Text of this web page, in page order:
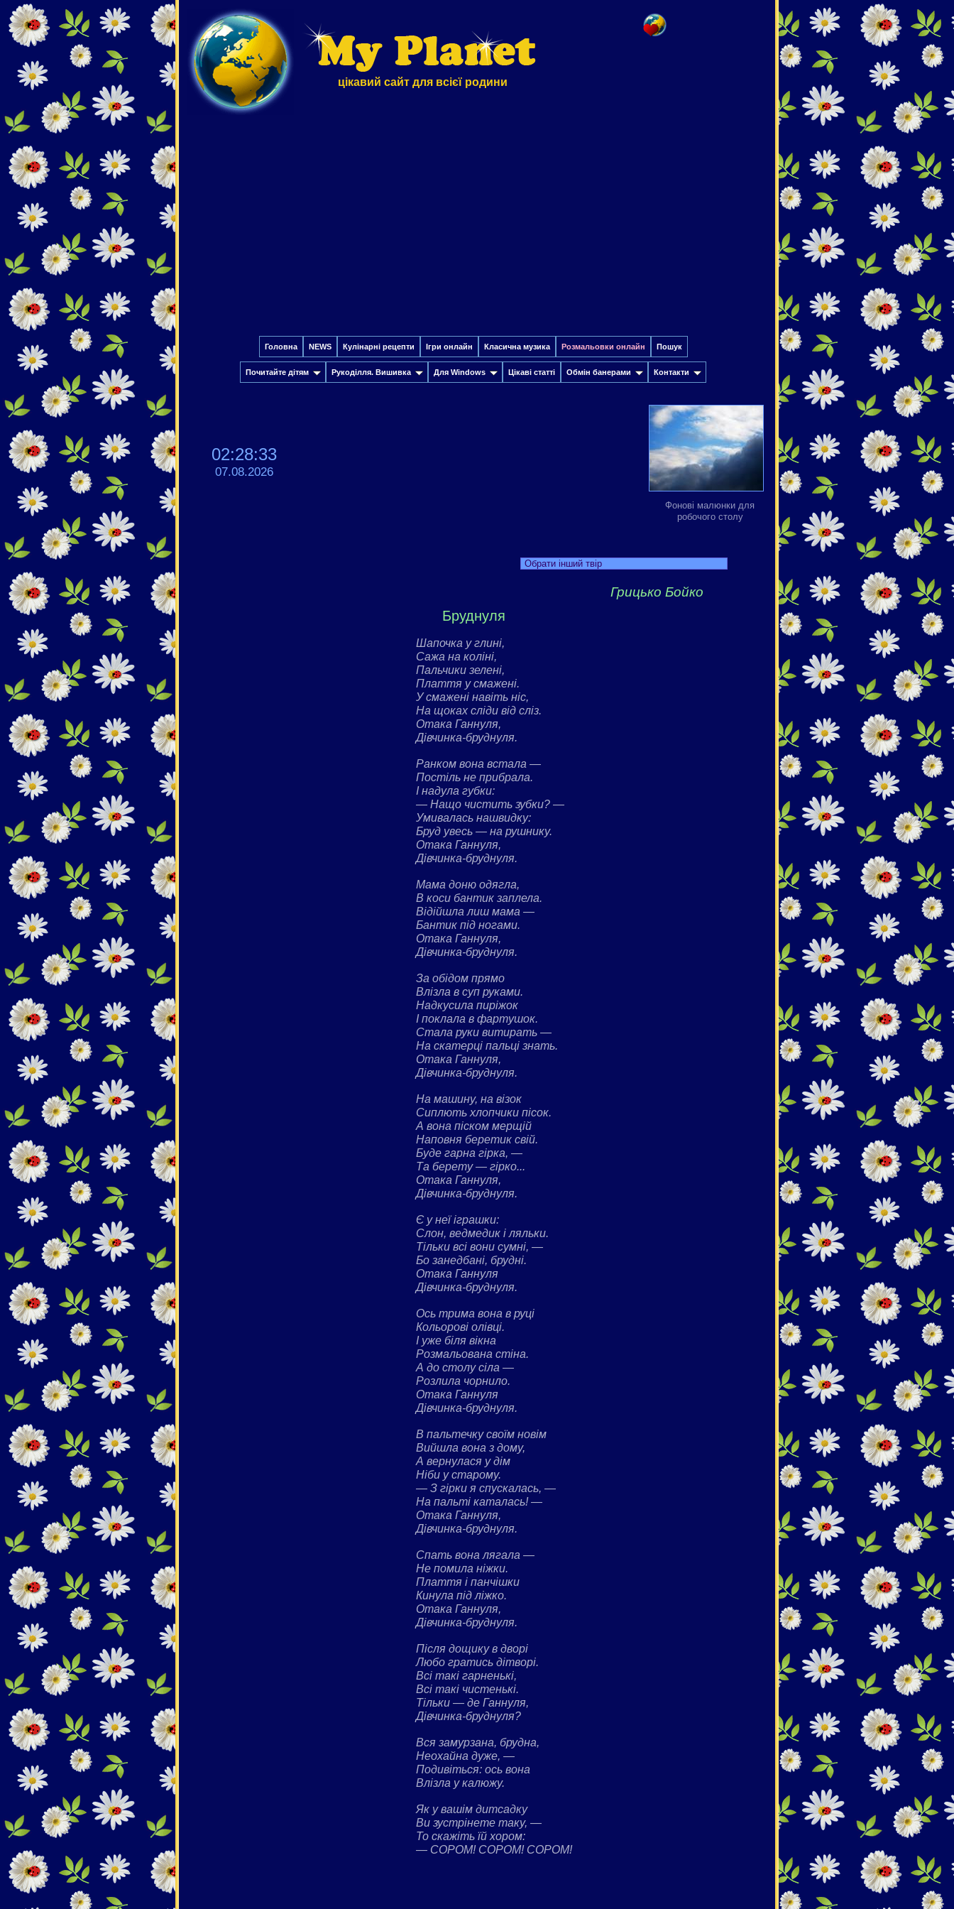
цікавий сайт для всієї родини
Головна NEWS Кулінарні рецепти Ігри онлайн Класична музика Розмальовки онлайн Пошук
Почитайте дітям Рукоділля. Вишивка Для Windows Цікаві статті Обмін банерами Контакти
02:28:34
07.08.2026
Фонові малюнки для
робочого столу
Обрати інший твір
Грицько Бойко
Бруднуля
Шапочка у глині,
Сажа на коліні,
Пальчики зелені,
Плаття у смажені.
У смажені навіть ніс,
На щоках сліди від сліз.
Отака Ганнуля,
Дівчинка-бруднуля.
Ранком вона встала —
Постіль не прибрала.
І надула губки:
— Нащо чистить зубки? —
Умивалась нашвидку:
Бруд увесь — на рушнику.
Отака Ганнуля,
Дівчинка-бруднуля.
Мама доню одягла,
В коси бантик заплела.
Відійшла лиш мама —
Бантик під ногами.
Отака Ганнуля,
Дівчинка-бруднуля.
За обідом прямо
Влізла в суп руками.
Надкусила пиріжок
І поклала в фартушок.
Стала руки витирать —
На скатерці пальці знать.
Отака Ганнуля,
Дівчинка-бруднуля.
На машину, на візок
Сиплють хлопчики пісок.
А вона піском мерщій
Наповня беретик свій.
Буде гарна гірка, —
Та берету — гірко...
Отака Ганнуля,
Дівчинка-бруднуля.
Є у неї іграшки:
Слон, ведмедик і ляльки.
Тільки всі вони сумні, —
Бо занедбані, брудні.
Отака Ганнуля
Дівчинка-бруднуля.
Ось трима вона в руці
Кольорові олівці.
І уже біля вікна
Розмальована стіна.
А до столу сіла —
Розлила чорнило.
Отака Ганнуля
Дівчинка-бруднуля.
В пальтечку своїм новім
Вийшла вона з дому,
А вернулася у дім
Ніби у старому.
— З гірки я спускалась, —
На пальті каталась! —
Отака Ганнуля,
Дівчинка-бруднуля.
Спать вона лягала —
Не помила ніжки.
Плаття і панчішки
Кинула під ліжко.
Отака Ганнуля,
Дівчинка-бруднуля.
Після дощику в дворі
Любо гратись дітворі.
Всі такі гарненькі,
Всі такі чистенькі.
Тільки — де Ганнуля,
Дівчинка-бруднуля?
Вся замурзана, брудна,
Неохайна дуже, —
Подивіться: ось вона
Влізла у калюжу.
Як у вашім дитсадку
Ви зустрінете таку, —
То скажіть їй хором:
— СОРОМ! СОРОМ! СОРОМ!